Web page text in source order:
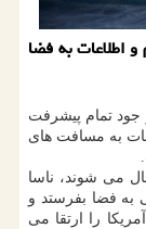
اطلاعات به فضا
جود تمام پیشرفت
به مسافت های
می شوند، ناسا
به فضا بفرستد و
را ارتقا می